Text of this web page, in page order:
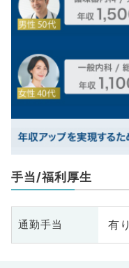
手当/福利厚生
通勤手当 有り